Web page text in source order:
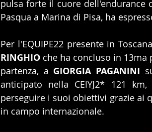
pulsa forte il cuore dell'endurance
Pasqua a Marina di Pisa, ha
Per l'EQUIPE22 presente in
RINGHIO che ha concluso in
partenza, a GIORGIA PAGANINI
anticipato nella CEIYJ2* 121
perseguire i suoi obiettivi grazie ai
in campo internazionale.